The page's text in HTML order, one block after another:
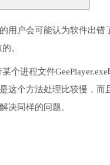
用户会可能认为软件出错
。
个进程文件
这个方法处理比较慢，而
决同样的问题。